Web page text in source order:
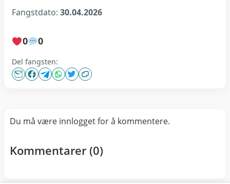
Fangstdato: 30.04.2026
0 0
Del fangsten:
Du må være innlogget for å kommentere.
Kommentarer (0)